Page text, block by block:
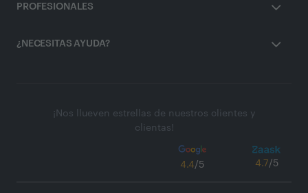
PROFESIONALES
¿NECESITAS AYUDA?
¡Nos llueven estrellas de nuestros clientes y
clientas!
4.4/5 4.7/5